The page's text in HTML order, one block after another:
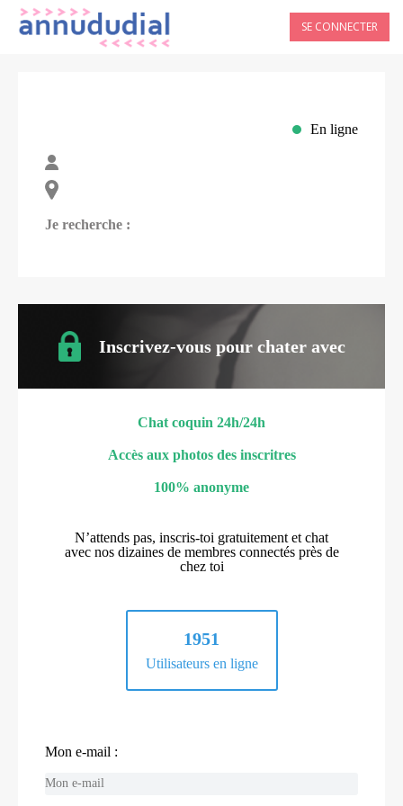
SE CONNECTER
En ligne
Je recherche :
Inscrivez-vous pour chater avec
Chat coquin 24h/24h
Accès aux photos des inscritres
100% anonyme
N’attends pas, inscris-toi gratuitement et chat
avec nos dizaines de membres connectés près de
chez toi
1951
Utilisateurs en ligne
Mon e-mail :